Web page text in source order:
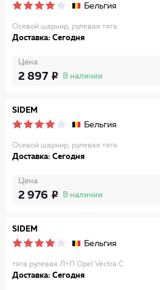
Бельгия
Осевой шарнир, рулевая тяга
Доставка: Сегодня
Цена
2 897 В наличии
SIDEM
Бельгия
Осевой шарнир, рулевая тяга
Доставка: Сегодня
Цена
2 976 В наличии
SIDEM
Бельгия
тяга рулевая Л=П Opel Vectra C
Доставка: Сегодня